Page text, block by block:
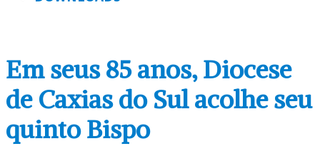
Em seus 85 anos, Diocese
de Caxias do Sul acolhe seu
quinto Bispo